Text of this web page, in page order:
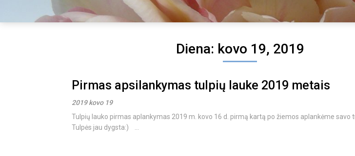
Diena: kovo 19, 2019
Pirmas apsilankymas tulpių lauke 2019 metais
2019 kovo 19
Tulpių lauko pirmas aplankymas 2019 m. kovo 16 d. pirmą kartą po žiemos aplankėme savo
Tulpės jau dygsta:) ...